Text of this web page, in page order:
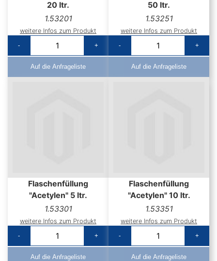
20 ltr.
1.53201
weitere Infos zum Produkt
-
+
Auf die Anfrageliste
50 ltr.
1.53251
weitere Infos zum Produkt
-
+
Auf die Anfrageliste
Flaschenfüllung
"Acetylen" 5 ltr.
1.53301
weitere Infos zum Produkt
-
+
Auf die Anfrageliste
Flaschenfüllung
"Acetylen" 10 ltr.
1.53351
weitere Infos zum Produkt
-
+
Auf die Anfrageliste